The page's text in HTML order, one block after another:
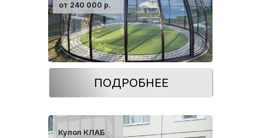
ПОДРОБНЕЕ
Купол КЛАБ
от 240 000 р.